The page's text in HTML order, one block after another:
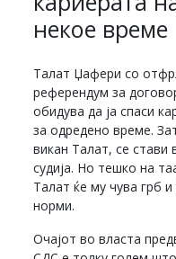
некое време
Талат Џафери со
референдум за
обидува да ја спаси
за одредено време.
викан Талат, се стави
судија. Но тешко на
Талат ќе му чува грб
норми.
Очајот во власта